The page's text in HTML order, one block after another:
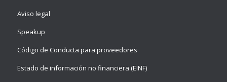
Aviso legal
Speakup
Código de Conducta para proveedores
Estado de información no financiera (EINF)